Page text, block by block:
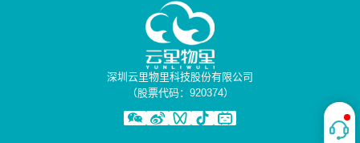
深圳云里物里科技股份有限公司
（股票代码：920374）